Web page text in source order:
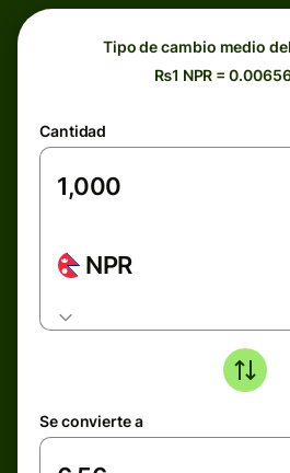
Tipo de cambio medio
₨1 NPR =
Cantidad
NPR
Se convierte a